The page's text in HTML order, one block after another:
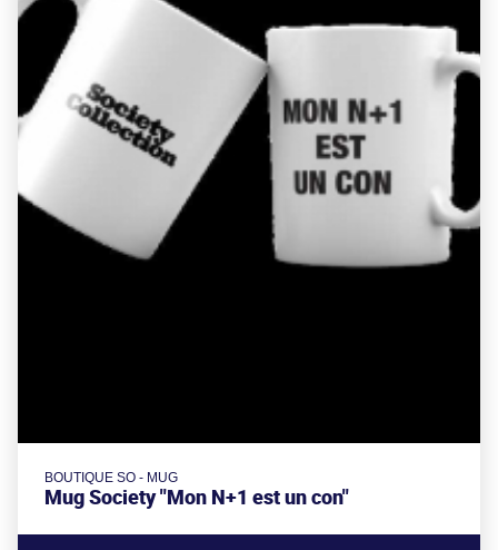
BOUTIQUE SO - MUG
Mug Society "Mon N+1 est un con"